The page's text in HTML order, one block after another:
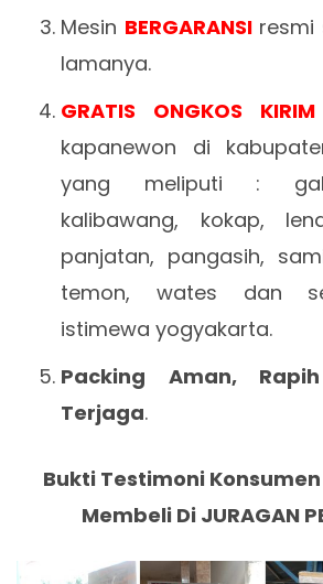
Mesin BERGARANSIresmi
lamanya.
GRATIS ONGKOS KIRIM
kapanewon di
yang meliputi :
kalibawang, kokap,
panjatan, pangasih,
temon, wates dan
istimewa yogyakarta.
Packing Aman,
Terjaga.
Bukti Testimoni
Membeli Di JURAGAN